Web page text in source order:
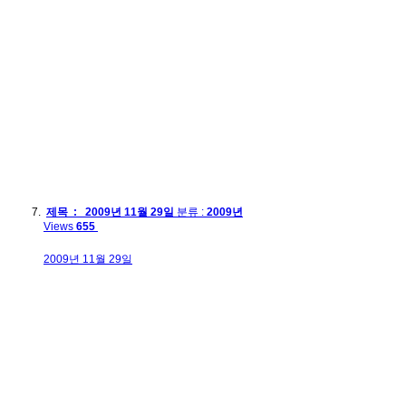
제목 : 2009년 11월 29일 분류 : 2009년
Views 655
2009년 11월 29일